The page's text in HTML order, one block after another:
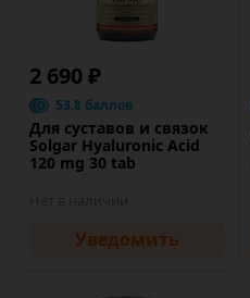
2 690 ₽
53.8 баллов
Для суставов и связок
Solgar Hyaluronic Acid
120 mg 30 tab
Уведомить